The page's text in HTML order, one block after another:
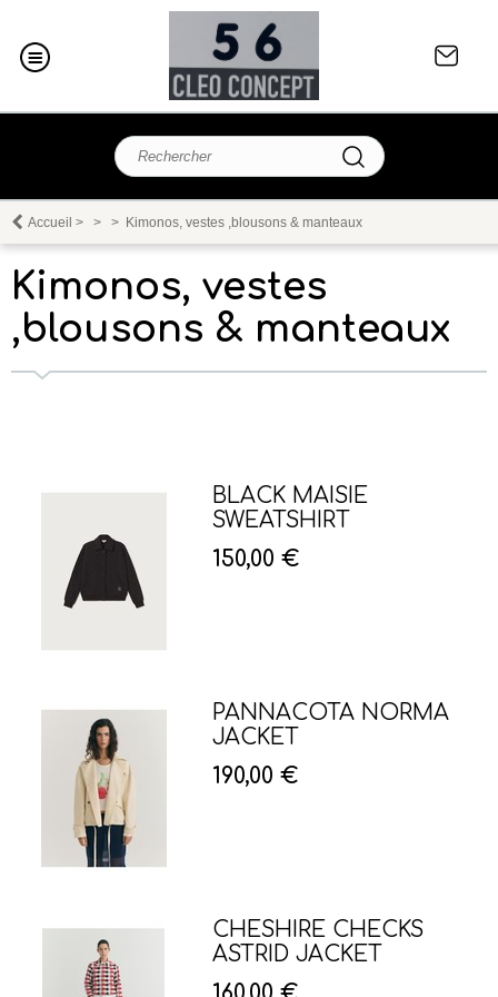
Accueil > > > Kimonos, vestes ,blousons & manteaux
Kimonos, vestes
,blousons & manteaux
BLACK MAISIE
SWEATSHIRT
150,00 €
PANNACOTA NORMA
JACKET
190,00 €
CHESHIRE CHECKS
ASTRID JACKET